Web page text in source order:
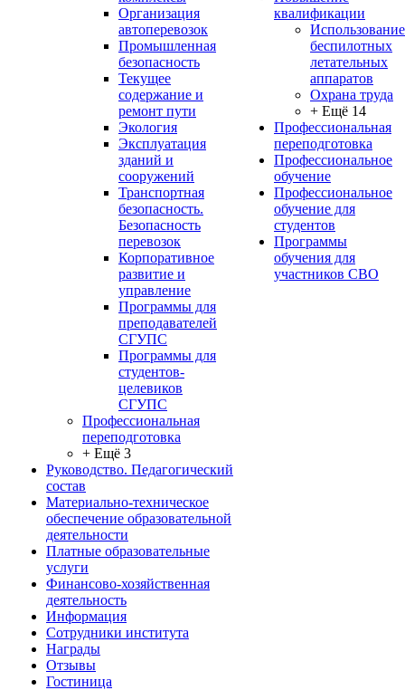
Организация
автоперевозок
Промышленная
безопасность
Текущее
содержание и
ремонт пути
Экология
Эксплуатация
зданий и
сооружений
Транспортная
безопасность.
Безопасность
перевозок
Корпоративное
развитие и
управление
Программы для
преподавателей
СГУПС
Программы для
студентов-
целевиков
СГУПС
Профессиональная
переподготовка
+ Ещё 3
Руководство. Педагогический
состав
Материально-техническое
обеспечение образовательной
деятельности
Платные образовательные
услуги
Финансово-хозяйственная
деятельность
Информация
Сотрудники института
Награды
Отзывы
Гостиница
квалификации
Использование
беспилотных
летательных
аппаратов
Охрана труда
+ Ещё 14
Профессиональная
переподготовка
Профессиональное
обучение
Профессиональное
обучение для
студентов
Программы
обучения для
участников СВО